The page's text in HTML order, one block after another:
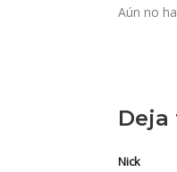
Aún no
Nick